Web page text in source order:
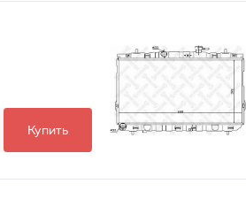
Купить